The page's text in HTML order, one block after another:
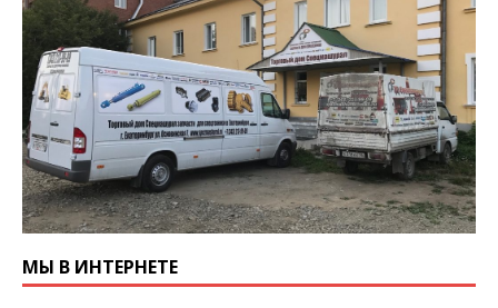
МЫ В ИНТЕРНЕТЕ